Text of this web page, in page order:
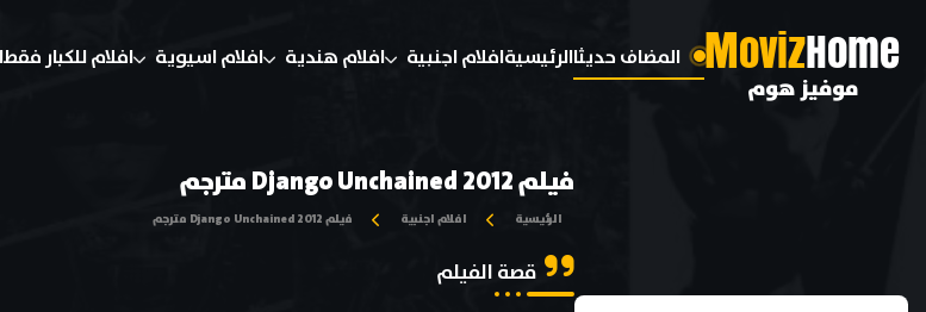
MovizHome
موفيز هوم
المضاف حديثاالرئيسيةافلام اجنبية افلام هندية افلام اسيوية افلام للكبار فقط
فيلم Django Unchained 2012 مترجم
الرئيسية افلام اجنبية فيلم Django Unchained 2012 مترجم
قصة الفيلم